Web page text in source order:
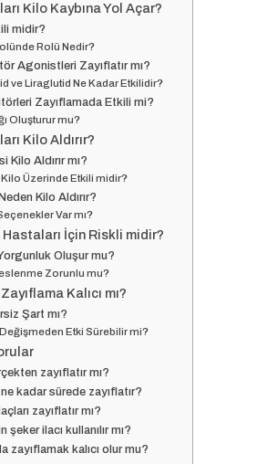
Kilo Kaybına Yol Açar?
midir?
Rolü Nedir?
Agonistleri Zayıflatır mı?
ve Liraglutid Ne Kadar Etkilidir?
Zayıflamada Etkili mi?
Oluşturur mu?
Kilo Aldırır?
Kilo Aldırır mı?
Kilo Üzerinde Etkili midir?
Kilo Aldırır?
Var mı?
Hastaları İçin Riskli midir?
Oluşur mu?
Zorunlu mu?
Kalıcı mı?
Şart mı?
Değişmeden Etki Sürebilir mi?
zayıflatır mı?
kadar sürede zayıflatır?
zayıflatır mı?
şeker ilacı kullanılır mı?
zayıflamak kalıcı olur mu?